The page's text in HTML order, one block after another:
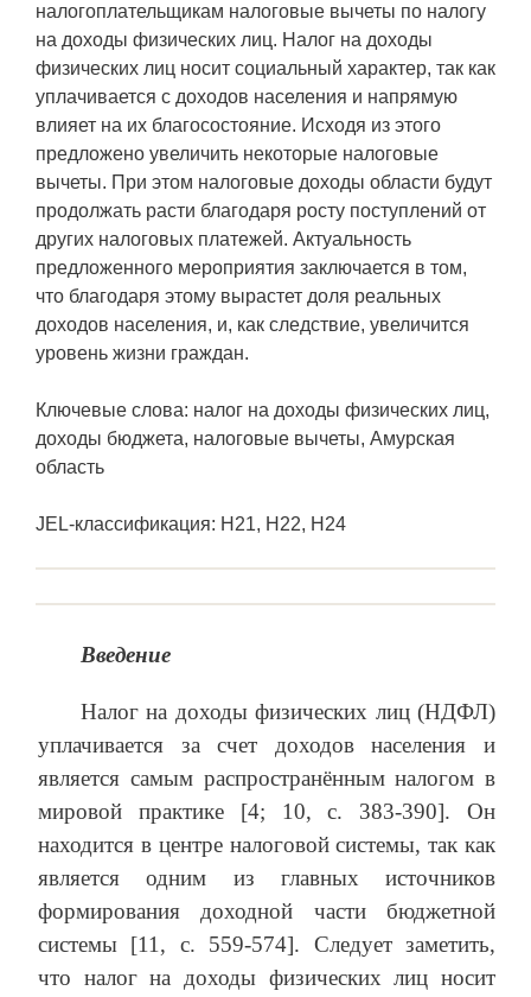
налогоплательщикам налоговые вычеты по налогу
на доходы физических лиц. Налог на доходы
физических лиц носит социальный характер, так как
уплачивается с доходов населения и напрямую
влияет на их благосостояние. Исходя из этого
предложено увеличить некоторые налоговые
вычеты. При этом налоговые доходы области будут
продолжать расти благодаря росту поступлений от
других налоговых платежей. Актуальность
предложенного мероприятия заключается в том,
что благодаря этому вырастет доля реальных
доходов населения, и, как следствие, увеличится
уровень жизни граждан.
Ключевые слова: налог на доходы физических лиц,
доходы бюджета, налоговые вычеты, Амурская
область
JEL-классификация: H21, H22, H24
Введение
Налог на доходы физических лиц (НДФЛ)
уплачивается за счет доходов населения и
является самым распространённым налогом в
мировой практике [4; 10, с. 383-390]. Он
находится в центре налоговой системы, так как
является одним из главных источников
формирования доходной части бюджетной
системы [11, с. 559-574]. Следует заметить,
что налог на доходы физических лиц носит